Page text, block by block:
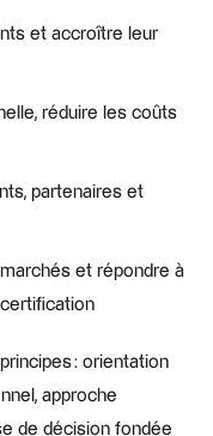
et accroître leur
réduire les coûts
partenaires et
et répondre à
: orientation
approche
de décision fondée